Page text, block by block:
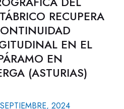
RECUPERA
EN EL
EN
(ASTURIAS)
2024